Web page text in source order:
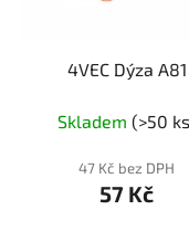
4VEC Dýza A81
Skladem (>50
47 Kč bez DPH
57 Kč